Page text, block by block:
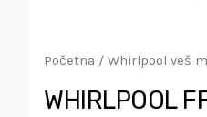
Početna / Whirlpool veš
WHIRLPOOL